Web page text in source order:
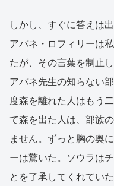
しかし、すぐに答えは
アバネ・ロフィリーは
たが、その言葉を制止
アバネ先生の知らない
度森を離れた人はもう
て森を出た人は、部族
ません。ずっと胸の奥
ーは驚いた。ソウラは
とを了承してくれてい